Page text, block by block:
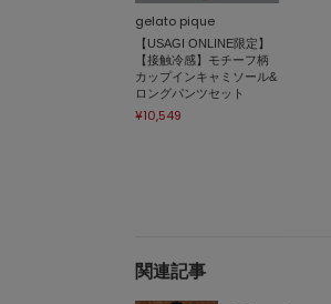
gelato pique
【USAGI ONLINE限定】
【接触冷感】モチーフ柄
カップインキャミソール&
ロングパンツセット
¥10,549
関連記事